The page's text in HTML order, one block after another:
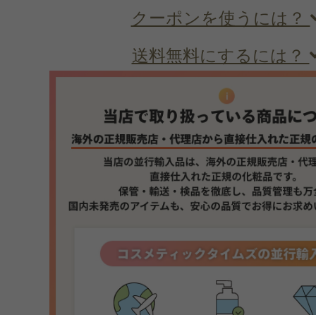
クーポンを使うには？
送料無料にするには？